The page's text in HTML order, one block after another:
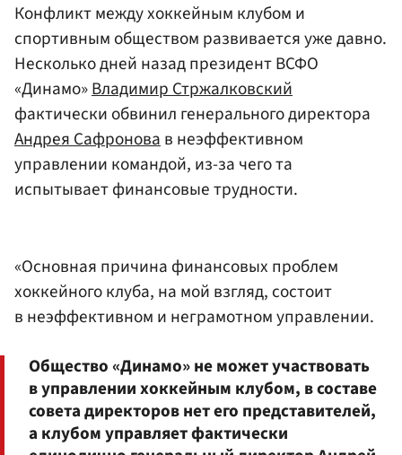
Конфликт между хоккейным клубом и
спортивным обществом развивается уже давно.
Несколько дней назад президент ВСФО
«Динамо»Владимир Стржалковский
фактически обвинил генерального директора
Андрея Сафроновав неэффективном
управлении командой, из-за чего та
испытывает финансовые трудности.
«Основная причина финансовых проблем
хоккейного клуба, на мой взгляд, состоит
в неэффективном и неграмотном управлении.
Общество «Динамо» не может участвовать
в управлении хоккейным клубом, в составе
совета директоров нет его представителей,
а клубом управляет фактически